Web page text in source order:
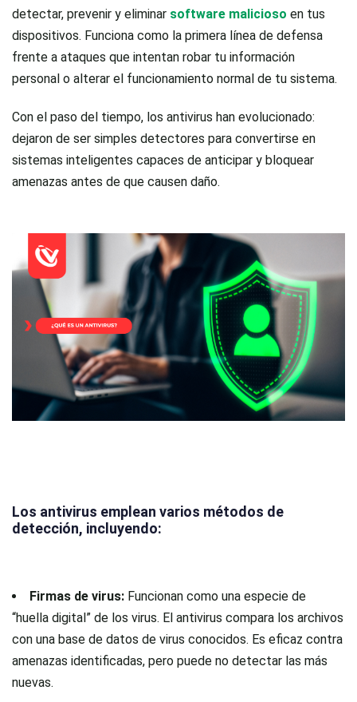
detectar, prevenir y eliminar software malicioso en tus
dispositivos. Funciona como la primera línea de defensa
frente a ataques que intentan robar tu información
personal o alterar el funcionamiento normal de tu sistema.
Con el paso del tiempo, los antivirus han evolucionado:
dejaron de ser simples detectores para convertirse en
sistemas inteligentes capaces de anticipar y bloquear
amenazas antes de que causen daño.
Los antivirus emplean varios métodos de
detección, incluyendo:
Firmas de virus: Funcionan como una especie de
“huella digital” de los virus. El antivirus compara los archivos
con una base de datos de virus conocidos. Es eficaz contra
amenazas identificadas, pero puede no detectar las más
nuevas.